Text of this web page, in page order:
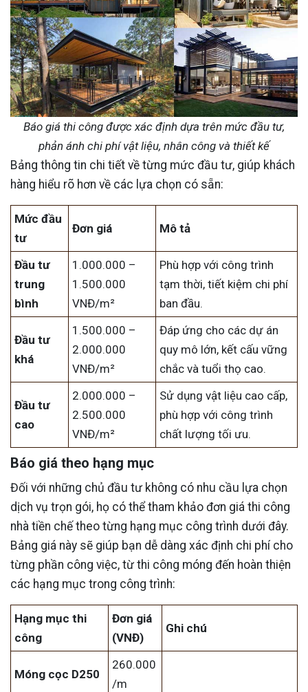
Báo giá thi công được xác định dựa trên mức đầu tư,
phản ánh chi phí vật liệu, nhân công và thiết kế
Bảng thông tin chi tiết về từng mức đầu tư, giúp khách
hàng hiểu rõ hơn về các lựa chọn có sẵn:
Mức đầu
tư
Đơn giá Mô tả
Đầu tư
trung
bình
1.000.000 –
1.500.000
VNĐ/m²
Phù hợp với công trình
tạm thời, tiết kiệm chi phí
ban đầu.
Đầu tư
khá
1.500.000 –
2.000.000
VNĐ/m²
Đáp ứng cho các dự án
quy mô lớn, kết cấu vững
chắc và tuổi thọ cao.
Đầu tư
cao
2.000.000 –
2.500.000
VNĐ/m²
Sử dụng vật liệu cao cấp,
phù hợp với công trình
chất lượng tối ưu.
Báo giá theo hạng mục
Đối với những chủ đầu tư không có nhu cầu lựa chọn
dịch vụ trọn gói, họ có thể tham khảo đơn giá thi công
nhà tiền chế theo từng hạng mục công trình dưới đây.
Bảng giá này sẽ giúp bạn dễ dàng xác định chi phí cho
từng phần công việc, từ thi công móng đến hoàn thiện
các hạng mục trong công trình:
Hạng mục thi
công
Đơn giá
(VNĐ)
Ghi chú
Móng cọc D250
260.000
/m